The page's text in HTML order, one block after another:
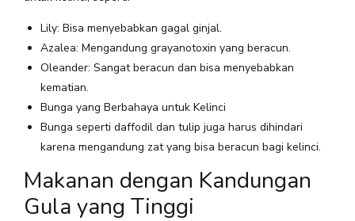
Lily: Bisa menyebabkan gagal ginjal.
Azalea: Mengandung grayanotoxin yang beracun.
Oleander: Sangat beracun dan bisa menyebabkan
kematian.
Bunga yang Berbahaya untuk Kelinci
Bunga seperti daffodil dan tulip juga harus dihindari
karena mengandung zat yang bisa beracun bagi kelinci.
Makanan dengan Kandungan
Gula yang Tinggi